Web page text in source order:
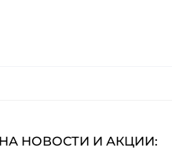
НОВОСТИ И АКЦИИ: